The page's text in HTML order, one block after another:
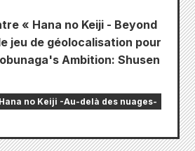
« Hana no Keiji - Beyond
jeu de géolocalisation pour
Ambition: Shusen
Hana no Keiji -Au-delà des nuages-